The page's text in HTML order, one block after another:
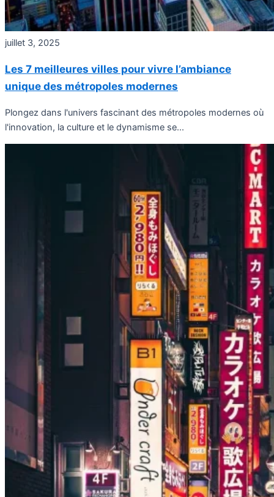
juillet 3, 2025
Les 7 meilleures villes pour vivre l’ambiance
unique des métropoles modernes
Plongez dans l'univers fascinant des métropoles modernes où
l'innovation, la culture et le dynamisme se...